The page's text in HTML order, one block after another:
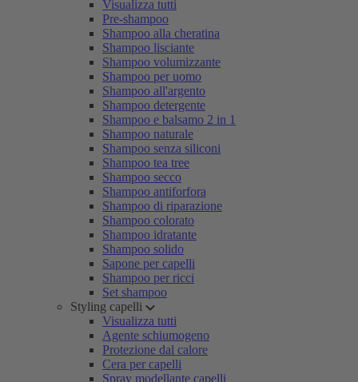
Visualizza tutti
Pre-shampoo
Shampoo alla cheratina
Shampoo lisciante
Shampoo volumizzante
Shampoo per uomo
Shampoo all'argento
Shampoo detergente
Shampoo e balsamo 2 in 1
Shampoo naturale
Shampoo senza siliconi
Shampoo tea tree
Shampoo secco
Shampoo antiforfora
Shampoo di riparazione
Shampoo colorato
Shampoo idratante
Shampoo solido
Sapone per capelli
Shampoo per ricci
Set shampoo
Styling capelli
Visualizza tutti
Agente schiumogeno
Protezione dal calore
Cera per capelli
Spray modellante capelli